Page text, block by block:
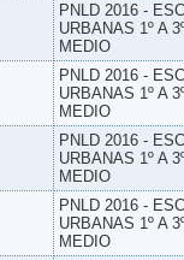
PNLD 2016 -
URBANAS 1º A
MEDIO
PNLD 2016 -
URBANAS 1º A
MEDIO
PNLD 2016 -
URBANAS 1º A
MEDIO
PNLD 2016 -
URBANAS 1º A
MEDIO